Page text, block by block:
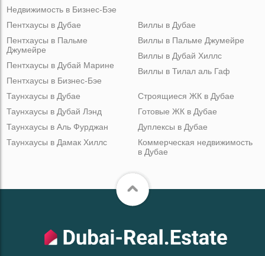
Недвижимость в Бизнес-Бэе
Пентхаусы в Дубае
Пентхаусы в Пальме
Джумейре
Пентхаусы в Дубай Марине
Пентхаусы в Бизнес-Бэе
Виллы в Дубае
Виллы в Пальме Джумейре
Виллы в Дубай Хиллс
Виллы в Тилал аль Гаф
Таунхаусы в Дубае
Таунхаусы в Дубай Лэнд
Таунхаусы в Аль Фурджан
Таунхаусы в Дамак Хиллс
Строящиеся ЖК в Дубае
Готовые ЖК в Дубае
Дуплексы в Дубае
Коммерческая недвижимость
в Дубае